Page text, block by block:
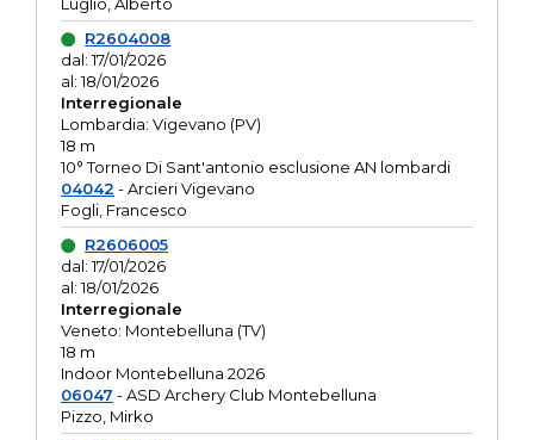
R2604008
dal: 17/01/2026
al: 18/01/2026
Interregionale
Lombardia: Vigevano (PV)
18 m
10° Torneo Di Sant'antonio esclusione AN lombardi
04042 - Arcieri Vigevano
Fogli, Francesco
R2606005
dal: 17/01/2026
al: 18/01/2026
Interregionale
Veneto: Montebelluna (TV)
18 m
Indoor Montebelluna 2026
06047 - ASD Archery Club Montebelluna
Pizzo, Mirko